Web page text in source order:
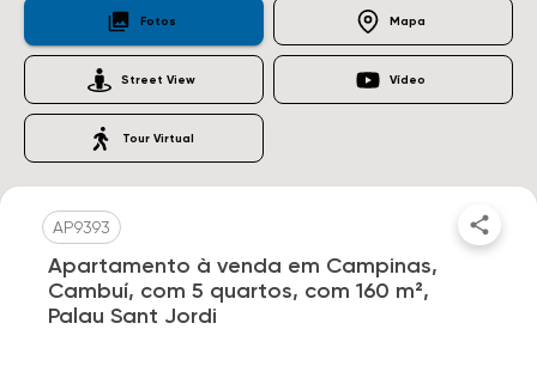
Fotos Mapa
Street View Vídeo
Tour Virtual
AP9393
Apartamento à venda em Campinas,
Cambuí, com 5 quartos, com 160 m²,
Palau Sant Jordi